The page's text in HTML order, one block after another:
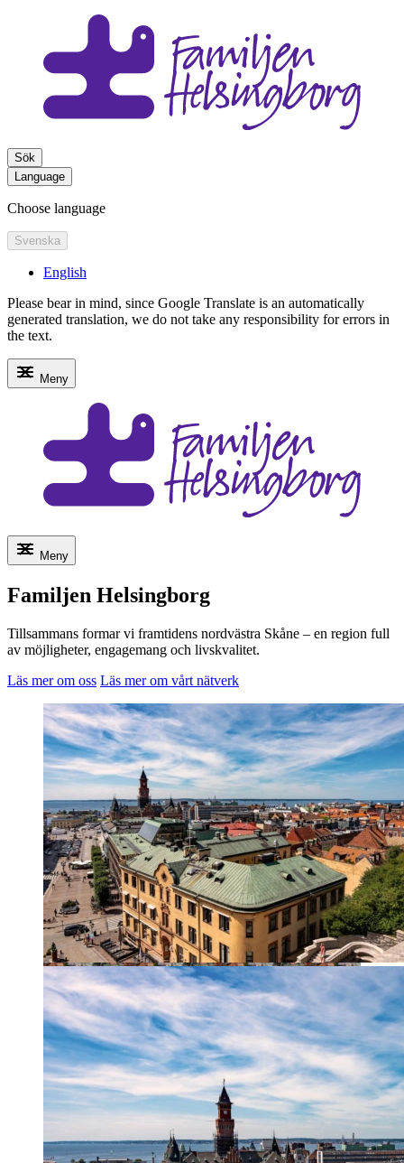
Sök
Language
Choose language
Svenska
English
Please bear in mind, since Google Translate is an automatically
generated translation, we do not take any responsibility for errors in
the text.
Meny
Meny
Familjen Helsingborg
Tillsammans formar vi framtidens nordvästra Skåne – en region full
av möjligheter, engagemang och livskvalitet.
Läs mer om oss Läs mer om vårt nätverk